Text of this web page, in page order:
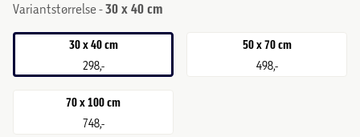
Variantstørrelse -30 x 40 cm
30 x 40 cm
298,-
50 x 70 cm
498,-
70 x 100 cm
748,-